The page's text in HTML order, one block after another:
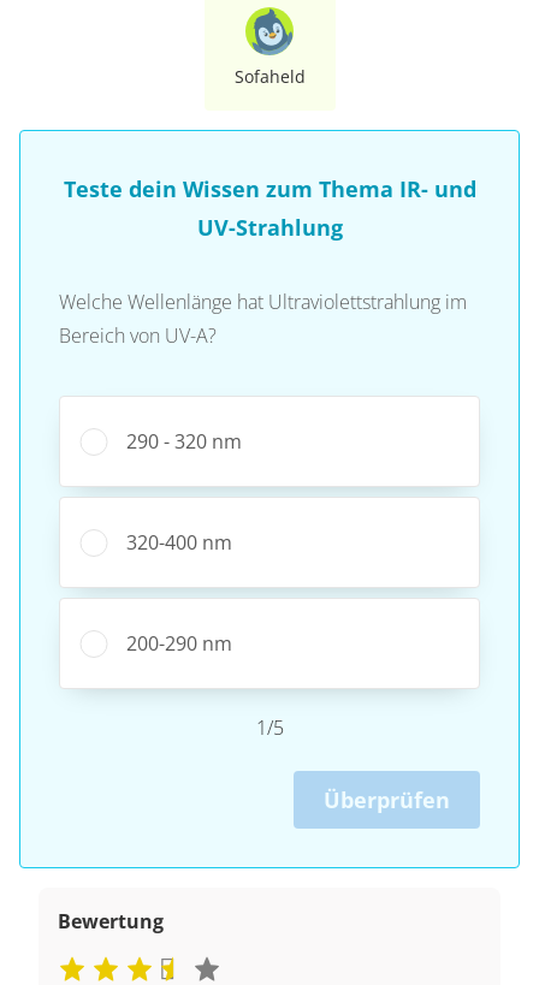
Sofaheld
Teste dein Wissen zum Thema IR- und
UV-Strahlung
Welche Wellenlänge hat Ultraviolettstrahlung im
Bereich von UV-A?
290 - 320 nm
320-400 nm
200-290 nm
1/5
Überprüfen
Bewertung